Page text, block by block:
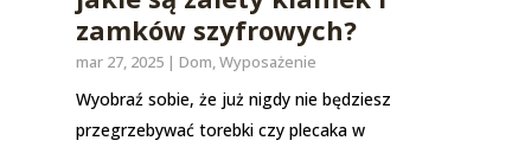
zamków szyfrowych?
mar 27, 2025| Dom,Wyposażenie
Wyobraź sobie, że już nigdy nie będziesz
przegrzebywać torebki czy plecaka w